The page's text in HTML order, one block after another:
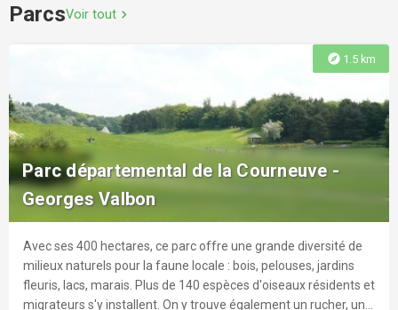
Piscine René Rousseau
En plus des deux bassins (un grand bassin de 25 mètres + un
petit bassin), la piscine bénéficie d’une pataugeoire, d’un
solarium ainsi que de vastes pelouses.
explore2.9 km
ParcsVoir tout chevron_right
explore 1.5 km
Parc départemental de la Courneuve -
Georges Valbon
Avec ses 400 hectares, ce parc offre une grande diversité de
milieux naturels pour la faune locale : bois, pelouses, jardins
fleuris, lacs, marais. Plus de 140 espèces d'oiseaux résidents et
migrateurs s'y installent. On y trouve également un rucher, une